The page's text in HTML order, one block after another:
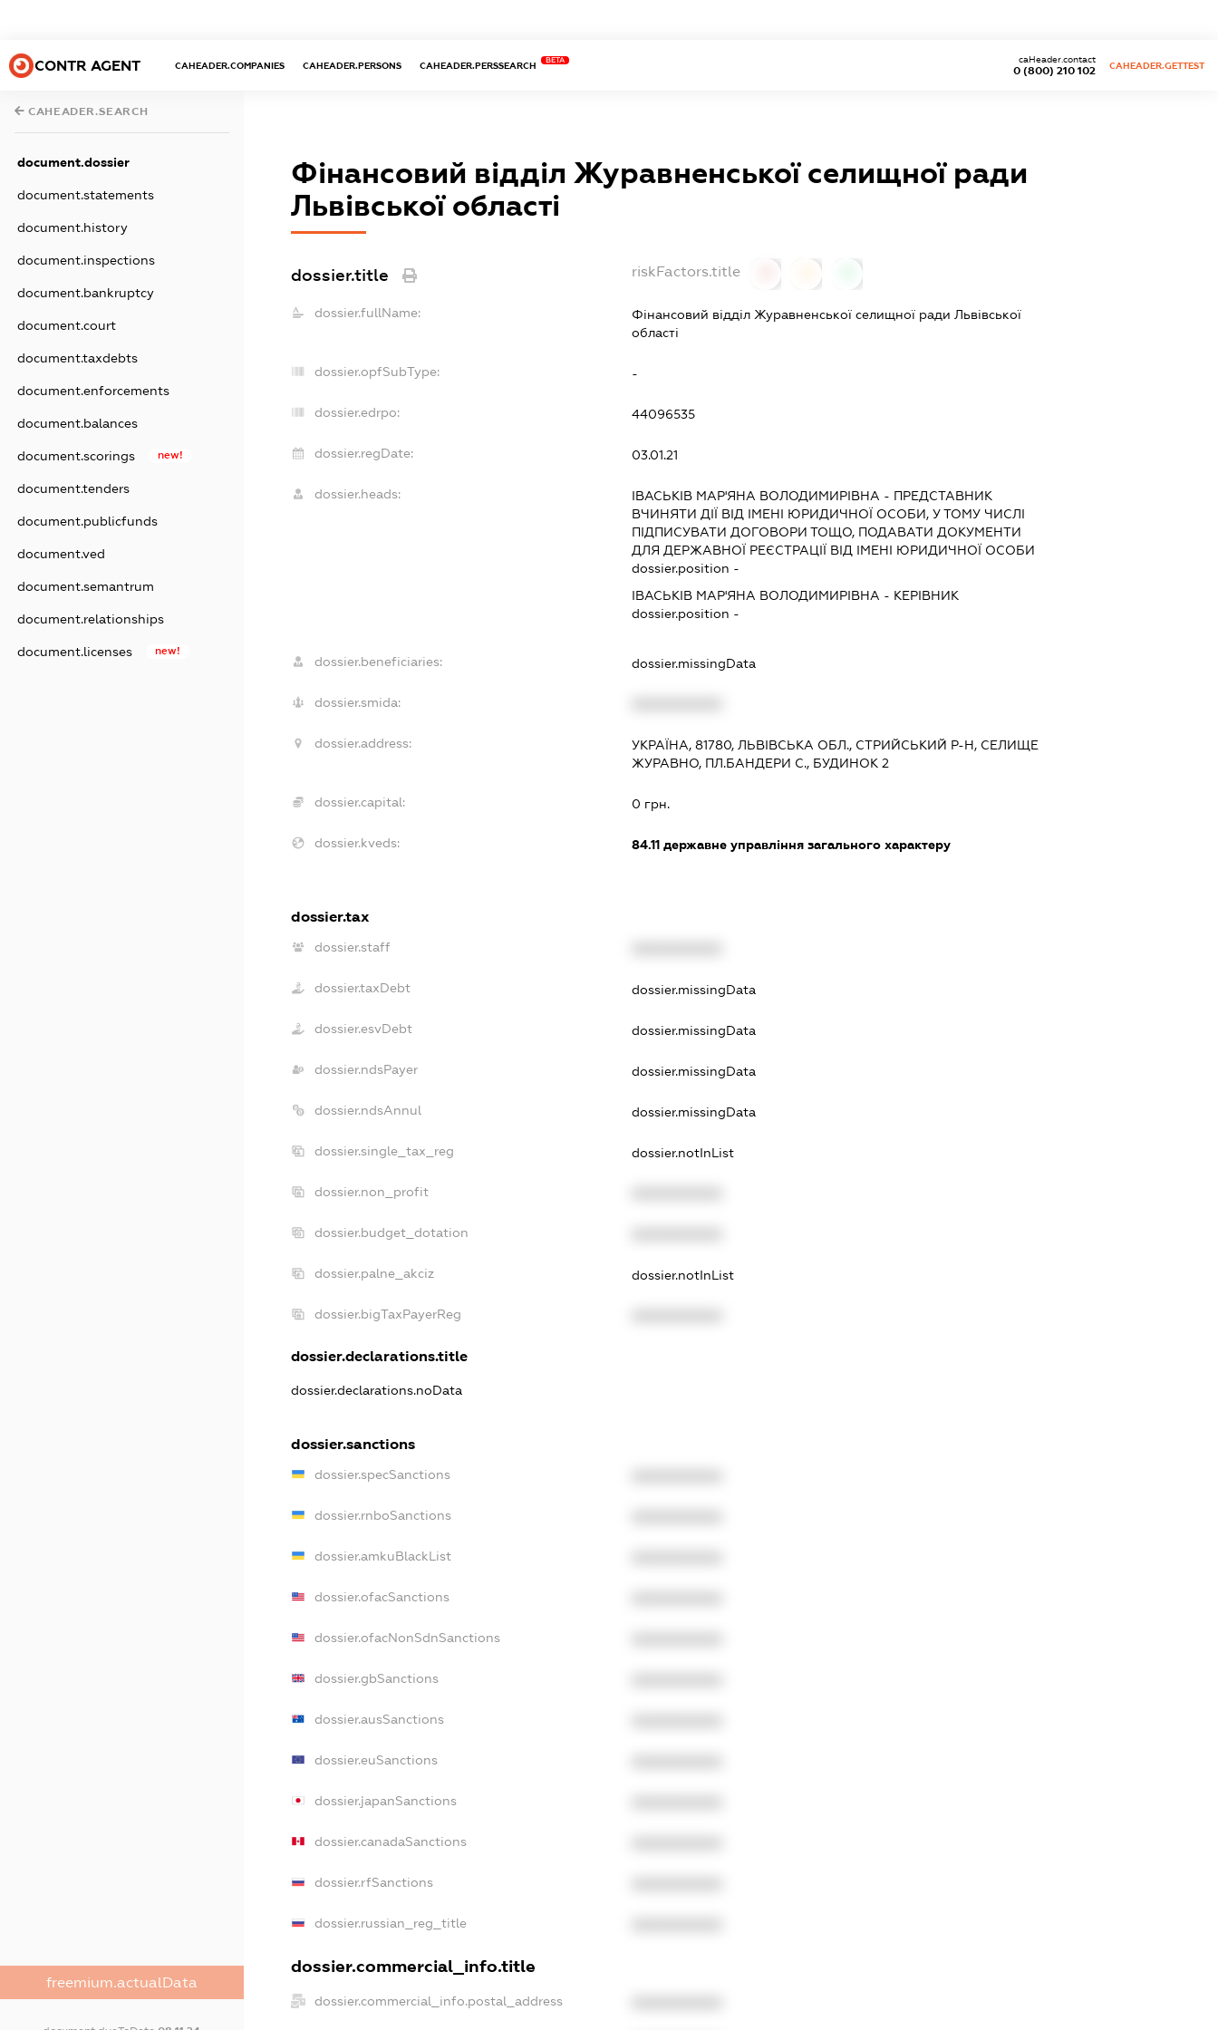
CONTR AGENT CAHEADER.COMPANIES CAHEADER.PERSONS CAHEADER.PERSSEARCH
BETA
0 (800) 210 102
caHeader.contact
CAHEADER.GETTEST
CAHEADER.SEARCH
document.dossier
document.statements
document.history
document.inspections
document.bankruptcy
document.court
document.taxdebts
document.enforcements
document.balances
document.scorings new!
document.tenders
document.publicfunds
document.ved
document.semantrum
document.relationships
document.licenses new!
freemium.actualData
Фінансовий відділ Журавненської селищної ради
Львівської області
dossier.title riskFactors.title
dossier.fullName:
Фінансовий відділ Журавненської селищної ради Львівської
області
dossier.opfSubType: -
dossier.edrpo: 44096535
dossier.regDate: 03.01.21
dossier.heads: ІВАСЬКІВ МАР'ЯНА ВОЛОДИМИРІВНА - ПРЕДСТАВНИК
ВЧИНЯТИ ДІЇ ВІД ІМЕНІ ЮРИДИЧНОЇ ОСОБИ, У ТОМУ ЧИСЛІ
ПІДПИСУВАТИ ДОГОВОРИ ТОЩО, ПОДАВАТИ ДОКУМЕНТИ
ДЛЯ ДЕРЖАВНОЇ РЕЄСТРАЦІЇ ВІД ІМЕНІ ЮРИДИЧНОЇ ОСОБИ
dossier.position -
ІВАСЬКІВ МАР'ЯНА ВОЛОДИМИРІВНА - КЕРІВНИК
dossier.position -
dossier.beneficiaries: dossier.missingData
dossier.smida:
dossier.address:
УКРАЇНА, 81780, ЛЬВІВСЬКА ОБЛ., СТРИЙСЬКИЙ Р-Н, СЕЛИЩЕ
ЖУРАВНО, ПЛ.БАНДЕРИ С., БУДИНОК 2
dossier.capital: 0 грн.
dossier.kveds: 84.11 державне управління загального характеру
dossier.tax
dossier.staff
dossier.taxDebt dossier.missingData
dossier.esvDebt dossier.missingData
dossier.ndsPayer dossier.missingData
dossier.ndsAnnul dossier.missingData
dossier.single_tax_reg dossier.notInList
dossier.non_profit
dossier.budget_dotation
dossier.palne_akciz dossier.notInList
dossier.bigTaxPayerReg
dossier.declarations.title
dossier.declarations.noData
dossier.sanctions
dossier.specSanctions
dossier.rnboSanctions
dossier.amkuBlackList
dossier.ofacSanctions
dossier.ofacNonSdnSanctions
dossier.gbSanctions
dossier.ausSanctions
dossier.euSanctions
dossier.japanSanctions
dossier.canadaSanctions
dossier.rfSanctions
dossier.russian_reg_title
dossier.commercial_info.title
dossier.commercial_info.postal_address